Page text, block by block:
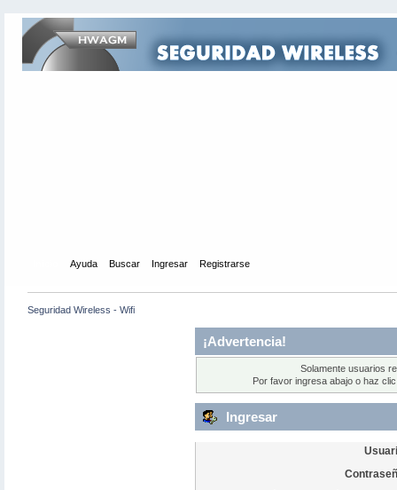
Ayuda Buscar Ingresar Registrarse
Seguridad Wireless - Wifi
¡Advertencia!
Solamente usuarios
Por favor ingresa abajo o haz
Ingresar